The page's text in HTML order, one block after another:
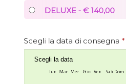
DELUXE - € 140,00
Scegli la data di consegna *
Scegli la data
Lun Mar Mer Gio Ven Sab Dom